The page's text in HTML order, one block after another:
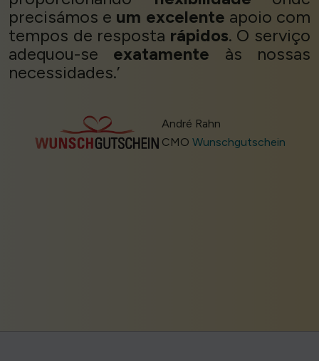
precisámos e um excelente apoio com
tempos de resposta rápidos. O serviço
adequou-se exatamente às nossas
necessidades.’
André Rahn
CMO Wunschgutschein